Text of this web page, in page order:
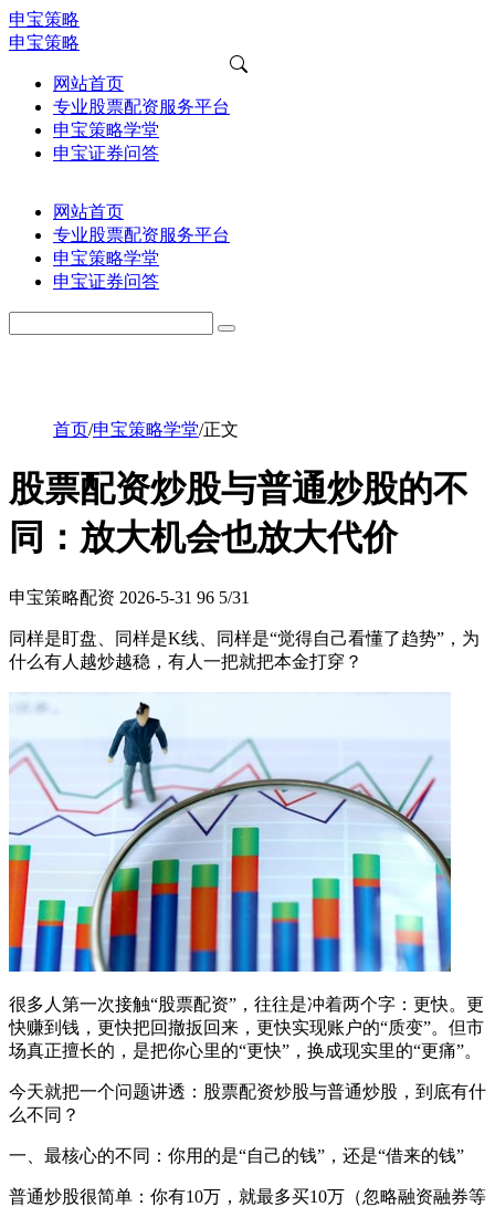
申宝策略
申宝策略
网站首页
专业股票配资服务平台
申宝策略学堂
申宝证券问答
网站首页
专业股票配资服务平台
申宝策略学堂
申宝证券问答
首页/申宝策略学堂/正文
股票配资炒股与普通炒股的不
同：放大机会也放大代价
申宝策略配资 2026-5-31 96 5/31
同样是盯盘、同样是K线、同样是“觉得自己看懂了趋势”，为
什么有人越炒越稳，有人一把就把本金打穿？
很多人第一次接触“股票配资”，往往是冲着两个字：更快。更
快赚到钱，更快把回撤扳回来，更快实现账户的“质变”。但市
场真正擅长的，是把你心里的“更快”，换成现实里的“更痛”。
今天就把一个问题讲透：股票配资炒股与普通炒股，到底有什
么不同？
一、最核心的不同：你用的是“自己的钱”，还是“借来的钱”
普通炒股很简单：你有10万，就最多买10万（忽略融资融券等